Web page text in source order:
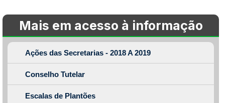
Mais em acesso à informação
Ações das Secretarias - 2018 A 2019
Conselho Tutelar
Escalas de Plantões